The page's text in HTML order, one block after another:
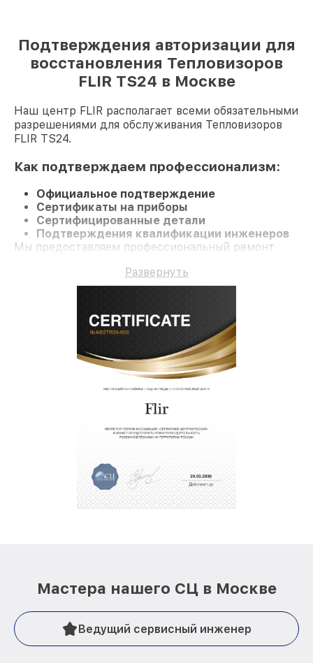
Подтверждения авторизации для
восстановления Тепловизоров
FLIR TS24 в Москве
Наш центр FLIR располагает всеми обязательными
разрешениями для обслуживания Тепловизоров
FLIR TS24.
Как подтверждаем профессионализм:
Официальное подтверждение
Сертификаты на приборы
Сертифицированные детали
Подтверждения квалификации инженеров
Мы предоставляем профессиональный ремонт
Развернуть
Мастера нашего СЦ в Москве
Ведущий сервисный инженер